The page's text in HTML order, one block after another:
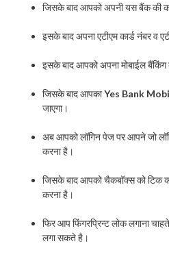
जिसके बाद आपको अपनी यस बैंक की
इसके बाद अपना एटीएम कार्ड नंबर व
इसके बाद आपको अपना मोबाईल बैंकिंग
जिसके बाद आपकाYes Bank
जाएगा।
अब आपको लॉगिन पेज पर आपने जो
करना है।
जिसके बाद आपको चैकबॉक्स को टिक
करना है।
फिर आप फिंगरप्रिन्ट लोक लगाना
लगा सकते है।